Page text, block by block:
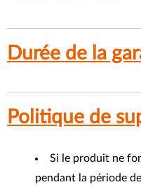
Durée de la
Politique de
Si le produit ne
pendant la période